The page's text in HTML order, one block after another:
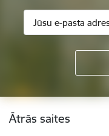
Kājene
Ātrās saites